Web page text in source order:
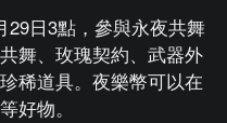
29日3點，參與永夜共舞
舞、玫瑰契約、武器外
稀道具。夜樂幣可以在
好物。